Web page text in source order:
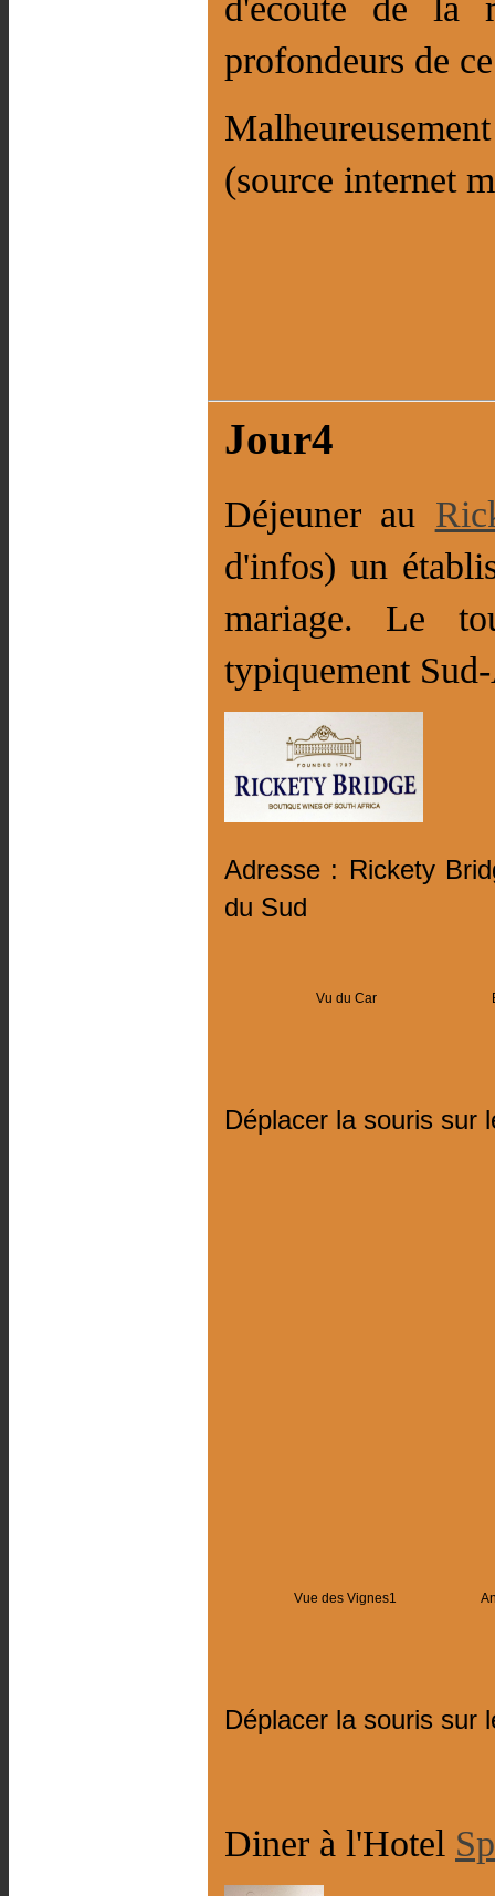
d'écoute de la
profondeurs de
(source internet
Jour4
Déjeuner au
d'infos) un
mariage. Le
typiquement
Adresse : Rickety
du Sud
Vu du Car
Déplacer la souris sur
Vue des Vignes1
Déplacer la souris sur
Diner à l'Hotel